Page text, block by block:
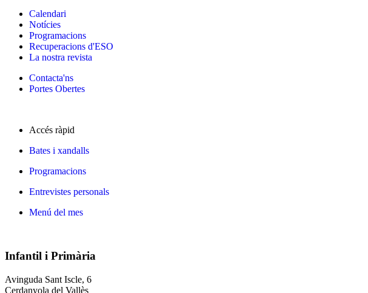
Calendari
Notícies
Programacions
Recuperacions d'ESO
La nostra revista
Contacta'ns
Portes Obertes
Accés ràpid
Bates i xandalls
Programacions
Entrevistes personals
Menú del mes
Infantil i Primària
Avinguda Sant Iscle, 6
Cerdanyola del Vallès